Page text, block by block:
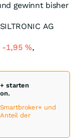
gewinnt bisher
AG
-1,95%,
starten
und
der